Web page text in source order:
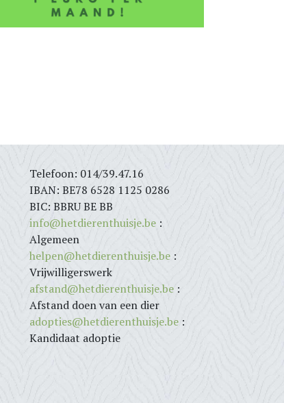
Telefoon: 014/39.47.16
IBAN: BE78 6528 1125 0286
BIC: BBRU BE BB
info@hetdierenthuisje.be :
Algemeen
helpen@hetdierenthuisje.be :
Vrijwilligerswerk
afstand@hetdierenthuisje.be :
Afstand doen van een dier
adopties@hetdierenthuisje.be :
Kandidaat adoptie